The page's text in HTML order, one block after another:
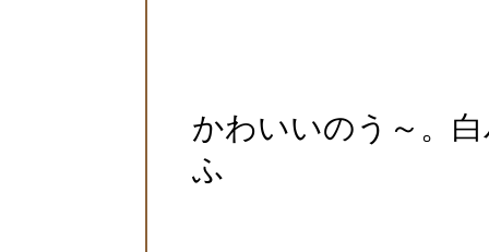
かわいいのう～。
ふ